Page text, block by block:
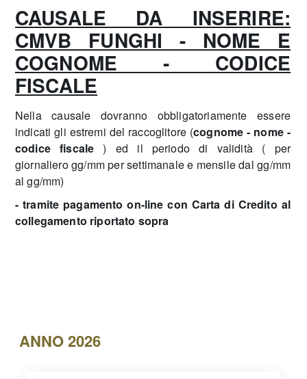
CAUSALE DA INSERIRE:
CMVB FUNGHI - NOME E
COGNOME - CODICE
FISCALE
Nella causale dovranno obbligatoriamente essere
indicati gli estremi del raccoglitore (cognome - nome -
codice fiscale ) ed il periodo di validità ( per
giornaliero gg/mm per settimanale e mensile dal gg/mm
al gg/mm)
- tramite pagamento on-line con Carta di Credito al
collegamento riportato sopra
ANNO 2026